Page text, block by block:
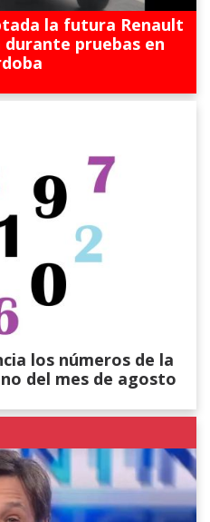
la futura Renault
pruebas en
los números de la
del mes de agosto